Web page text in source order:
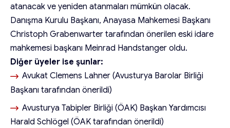
atanacak ve yeniden atanmaları mümkün olacak.
Danışma Kurulu Başkanı, Anayasa Mahkemesi Başkanı
Christoph Grabenwarter tarafından önerilen eski idare
mahkemesi başkanı Meinrad Handstanger oldu.
Diğer üyeler ise şunlar:
Avukat Clemens Lahner (Avusturya Barolar Birliği
Başkanı tarafından önerildi)
Avusturya Tabipler Birliği (ÖAK) Başkan Yardımcısı
Harald Schlögel (ÖAK tarafından önerildi)